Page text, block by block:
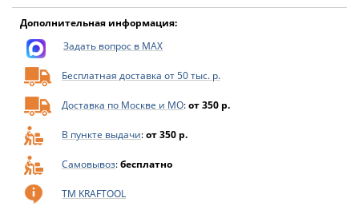
Дополнительная информация:
Задать вопрос в MAX
Бесплатная доставка от 50 тыс. р.
Доставка по Москве и МО:от 350 р.
В пункте выдачи:от 350 р.
Самовывоз:бесплатно
ТМ KRAFTOOL